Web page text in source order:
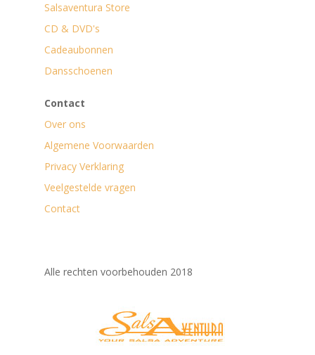
Salsaventura Store
CD & DVD's
Cadeaubonnen
Dansschoenen
Contact
Over ons
Algemene Voorwaarden
Privacy Verklaring
Veelgestelde vragen
Contact
Alle rechten voorbehouden 2018